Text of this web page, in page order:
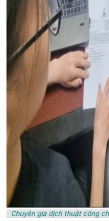
Chuyên gia dịch thuật công